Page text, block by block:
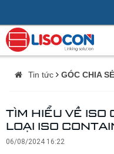
Tin tức GÓC CHIA SẺ
TÌM HIỂU VỀ ISO
LOẠI ISO
06/08/2024 16:22